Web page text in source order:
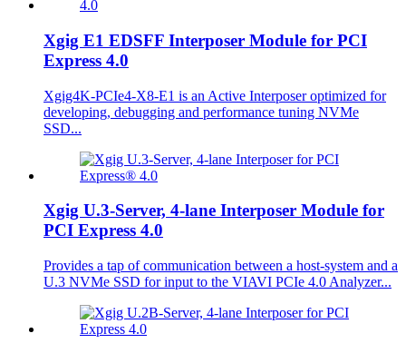
Xgig E1 EDSFF Interposer Module for PCI
Express 4.0
Xgig4K-PCIe4-X8-E1 is an Active Interposer optimized for
developing, debugging and performance tuning NVMe
SSD...
Xgig U.3-Server, 4-lane Interposer Module for
PCI Express 4.0
Provides a tap of communication between a host-system and a
U.3 NVMe SSD for input to the VIAVI PCIe 4.0 Analyzer...